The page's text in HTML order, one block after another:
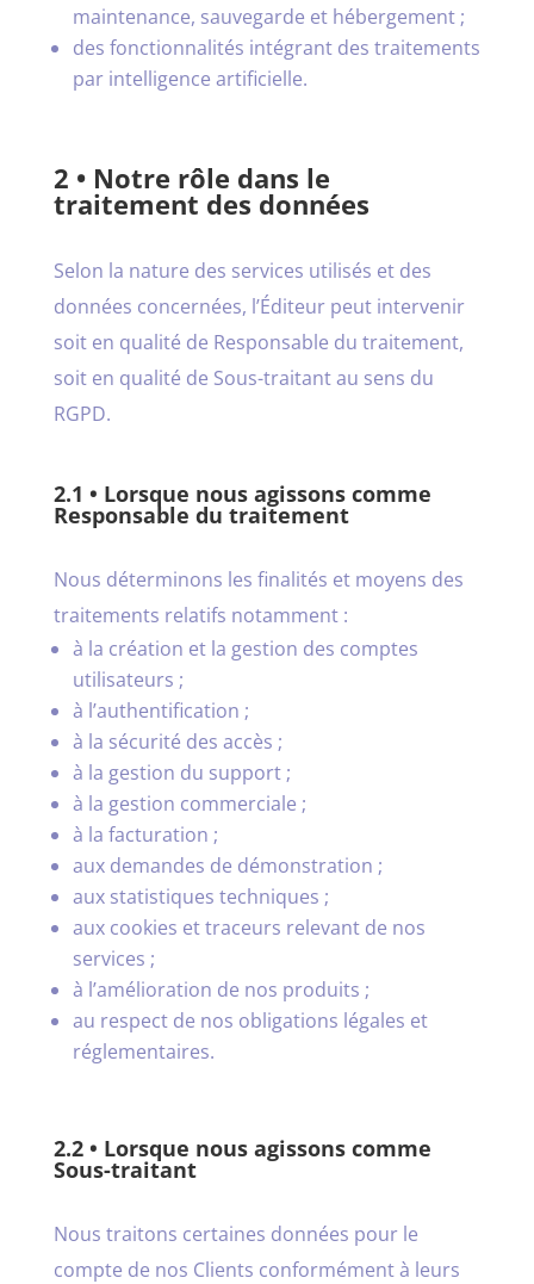
maintenance, sauvegarde et hébergement ;
des fonctionnalités intégrant des traitements
par intelligence artificielle.
2 • Notre rôle dans le
traitement des données
Selon la nature des services utilisés et des
données concernées, l’Éditeur peut intervenir
soit en qualité de Responsable du traitement,
soit en qualité de Sous-traitant au sens du
RGPD.
2.1 • Lorsque nous agissons comme
Responsable du traitement
Nous déterminons les finalités et moyens des
traitements relatifs notamment :
à la création et la gestion des comptes
utilisateurs ;
à l’authentification ;
à la sécurité des accès ;
à la gestion du support ;
à la gestion commerciale ;
à la facturation ;
aux demandes de démonstration ;
aux statistiques techniques ;
aux cookies et traceurs relevant de nos
services ;
à l’amélioration de nos produits ;
au respect de nos obligations légales et
réglementaires.
2.2 • Lorsque nous agissons comme
Sous-traitant
Nous traitons certaines données pour le
compte de nos Clients conformément à leurs